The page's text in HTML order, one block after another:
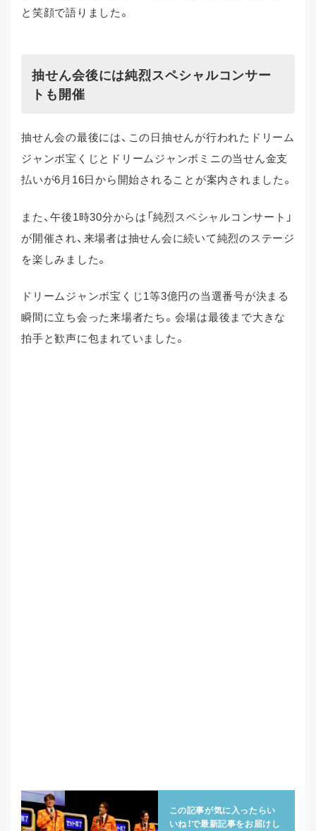
と笑顔で語りました。
抽せん会後には純烈スペシャルコンサー
トも開催
抽せん会の最後には、この日抽せんが行われたドリーム
ジャンボ宝くじとドリームジャンボミニの当せん金支
払いが6月16日から開始されることが案内されました。
また、午後1時30分からは「純烈スペシャルコンサート」
が開催され、来場者は抽せん会に続いて純烈のステージ
を楽しみました。
ドリームジャンボ宝くじ1等3億円の当選番号が決まる
瞬間に立ち会った来場者たち。会場は最後まで大きな
拍手と歓声に包まれていました。
この記事が気に入ったらい
いね！で最新記事をお届けし